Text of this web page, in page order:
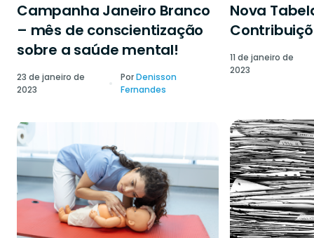
Campanha Janeiro Branco
– mês de conscientização
sobre a saúde mental!
23 de janeiro de
2023
PorDenisson
Fernandes
Nova
11 de janeiro de
2023